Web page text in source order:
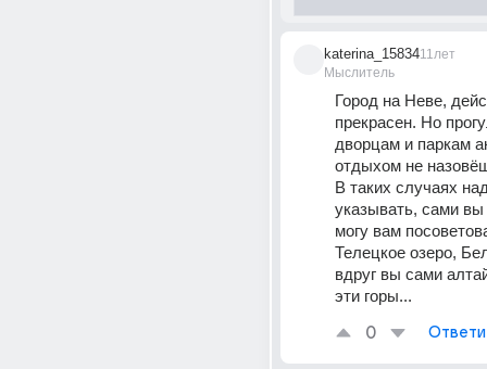
katerina_15834
Мыслитель
11лет
Город на Неве,
прекрасен. Но
дворцам и паркам
отдыхом не
В таких случаях
указывать, сами
могу вам
Телецкое озеро,
вдруг вы сами
эти горы...
0